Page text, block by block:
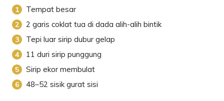
Tempat besar
2 garis coklat tua di dada alih-alih bintik
Tepi luar sirip dubur gelap
11 duri sirip punggung
Sirip ekor membulat
48–52 sisik gurat sisi